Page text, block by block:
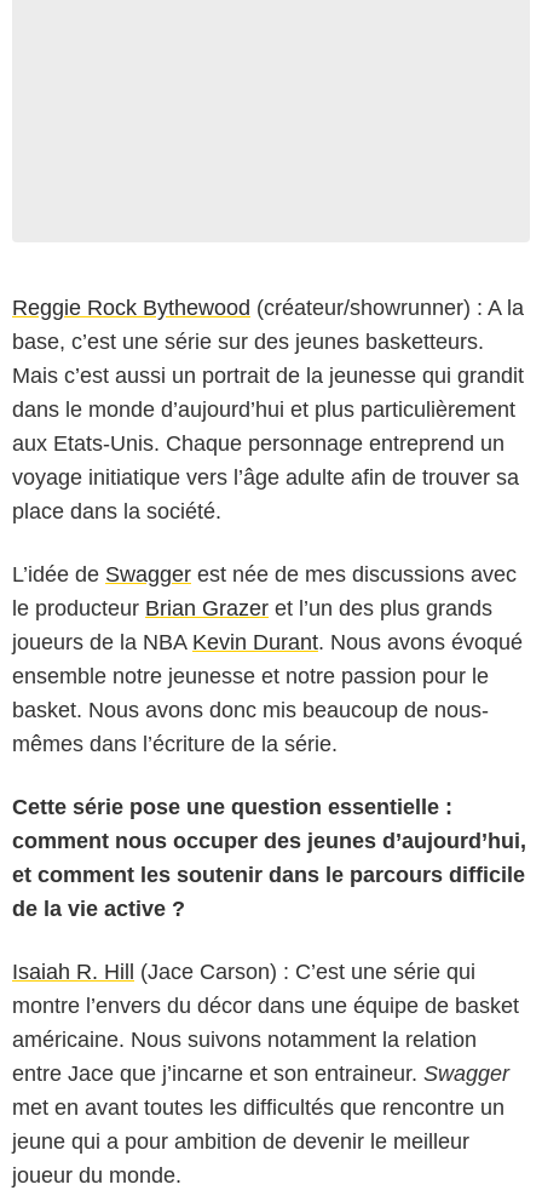
Reggie Rock Bythewood (créateur/showrunner) : A la
base, c’est une série sur des jeunes basketteurs.
Mais c’est aussi un portrait de la jeunesse qui grandit
dans le monde d’aujourd’hui et plus particulièrement
aux Etats-Unis. Chaque personnage entreprend un
voyage initiatique vers l’âge adulte afin de trouver sa
place dans la société.
L’idée de Swagger est née de mes discussions avec
le producteur Brian Grazer et l’un des plus grands
joueurs de la NBA Kevin Durant. Nous avons évoqué
ensemble notre jeunesse et notre passion pour le
basket. Nous avons donc mis beaucoup de nous-
mêmes dans l’écriture de la série.
Cette série pose une question essentielle :
comment nous occuper des jeunes d’aujourd’hui,
et comment les soutenir dans le parcours difficile
de la vie active ?
Isaiah R. Hill (Jace Carson) : C’est une série qui
montre l’envers du décor dans une équipe de basket
américaine. Nous suivons notamment la relation
entre Jace que j’incarne et son entraineur. Swagger
met en avant toutes les difficultés que rencontre un
jeune qui a pour ambition de devenir le meilleur
joueur du monde.